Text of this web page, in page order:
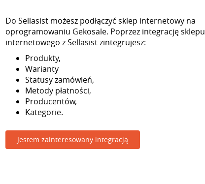
Do Sellasist możesz podłączyć sklep internetowy na
oprogramowaniu Gekosale. Poprzez integrację sklepu
internetowego z Sellasist zintegrujesz:
Produkty,
Warianty
Statusy zamówień,
Metody płatności,
Producentów,
Kategorie.
Jestem zainteresowany integracją